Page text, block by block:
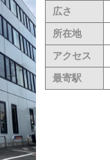
広さ
所在地
アクセス
最寄駅